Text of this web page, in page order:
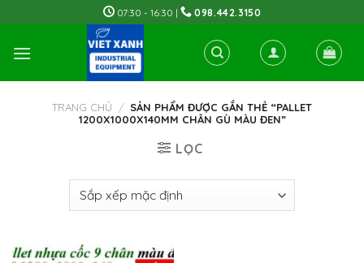
to
content
07:30 - 16:30 | 098.442.3150
TRANG CHỦ / SẢN PHẨM ĐƯỢC GẮN THẺ “PALLET
1200X1000X140MM CHÂN GÙ MÀU ĐEN”
LỌC